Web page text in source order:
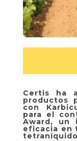
Certis ha
productos
con
para el
Award, un
eficacia en